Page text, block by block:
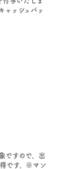
ャッシュバッ
ですので、出
です。※マン